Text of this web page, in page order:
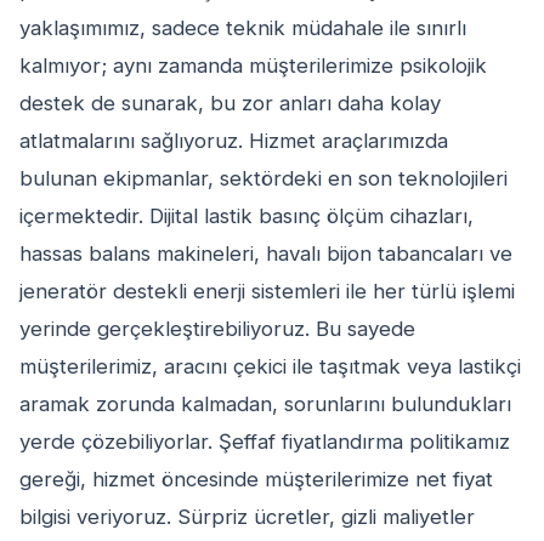
yaklaşımımız, sadece teknik müdahale ile sınırlı
kalmıyor; aynı zamanda müşterilerimize psikolojik
destek de sunarak, bu zor anları daha kolay
atlatmalarını sağlıyoruz. Hizmet araçlarımızda
bulunan ekipmanlar, sektördeki en son teknolojileri
içermektedir. Dijital lastik basınç ölçüm cihazları,
hassas balans makineleri, havalı bijon tabancaları ve
jeneratör destekli enerji sistemleri ile her türlü işlemi
yerinde gerçekleştirebiliyoruz. Bu sayede
müşterilerimiz, aracını çekici ile taşıtmak veya lastikçi
aramak zorunda kalmadan, sorunlarını bulundukları
yerde çözebiliyorlar. Şeffaf fiyatlandırma politikamız
gereği, hizmet öncesinde müşterilerimize net fiyat
bilgisi veriyoruz. Sürpriz ücretler, gizli maliyetler